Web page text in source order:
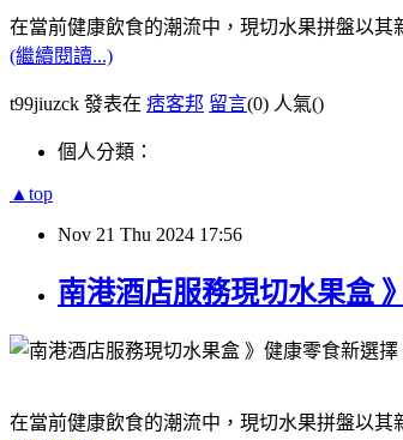
在當前健康飲食的潮流中，現切水果拼盤以
(繼續閱讀...)
t99jiuzck 發表在 痞客邦 留言(0) 人氣()
個人分類：
▲top
Nov 21 Thu 2024 17:56
南港酒店服務現切水果盒
在當前健康飲食的潮流中，現切水果拼盤以